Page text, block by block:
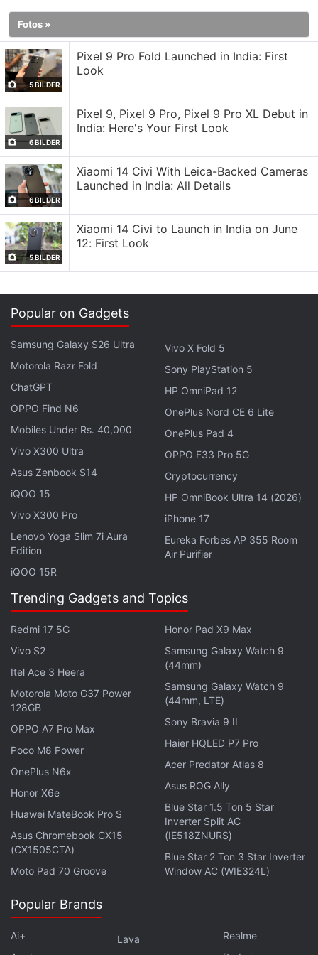
kam erst im September 2023, als das Unternehmen
begann, den KI-Assistenten als Vorschau für
Windows 11 auszurollen.
Mehrere Faktoren hielten den Technologiekonzern
zunächst zurück. Microsoft gehörte zu den frühen
Unterstützern von OpenAI und investierte ganze 1
Milliarde US-Dollar (etwa 9.330 Crore Rupien) in
das Unternehmen hinter ChatGPT. Im Rahmen
dieser Vereinbarung erhielt Microsoft zwar frühzeitig
Zugriff auf neue KI-Modelle von OpenAI, durfte
dafür aber keine eigenen KI-Modelle entwickeln.
Auch wenn diese Entscheidung im Rückblick wie ein
Fehler wirkt, erschien sie damals vermutlich als
Forschung und Entwicklung von OpenAI und
konzentrierte sich selbst hauptsächlich auf die
Integration und das Nutzererlebnis. Im Jahr 2026
bedeutet diese Strategie jedoch, dass Microsoft
seinen Konkurrenten immer einen Schritt hinterher
ist – besonders gegenüber Unternehmen, die selbst
KI-Modelle mit neuen und erweiterten Fähigkeiten
Ende 2025 änderte sich die Lage für Microsoft
jedoch. Durch das Ende der ursprünglichen
Vereinbarung und einen anschließenden neuen Deal
wurden die Regeln flexibler. Dadurch konnte der
Konzern sowohl mit anderen KI-Anbietern
zusammenarbeiten als auch eigene Modelle im
von Microsoft AI, Mustafa Suleyman, ein Interview,
in dem er betonte, wie wichtig es sei, im KI-Bereich
selbstständig zu werden.
In einem neuen Interview sagte Suleyman nun laut
Bloomberg: „Wir müssen an der absoluten Spitze
liefern.“ Er fügte hinzu, dass das Unternehmen
künftig State-of-the-Art-KI-Modelle veröffentlichen
werde, die Text, Bilder und Audio sowohl verstehen
als auch erzeugen können.
SOTA bedeutet in der Welt der künstlichen
Intelligenz ein großes Sprachmodell (LLM), das
konkurrierende Modelle ähnlicher Größe in einem
oder mehreren Bereichen übertrifft. Die Leistung
externe Benchmark-Tests bewertet, die sowohl vom
Forschern durchgeführt werden.
Fotos »
5 BILDER
Pixel 9 Pro Fold Launched in India: First
Look
6 BILDER
Pixel 9, Pixel 9 Pro, Pixel 9 Pro XL Debut in
India: Here's Your First Look
6 BILDER
Xiaomi 14 Civi With Leica-Backed Cameras
Launched in India: All Details
5 BILDER
Xiaomi 14 Civi to Launch in India on June
12: First Look
Popular on Gadgets
Samsung Galaxy S26 Ultra
Motorola Razr Fold
ChatGPT
OPPO Find N6
Mobiles Under Rs. 40,000
Vivo X300 Ultra
Asus Zenbook S14
iQOO 15
Vivo X300 Pro
Lenovo Yoga Slim 7i Aura
Edition
iQOO 15R
Vivo X Fold 5
Sony PlayStation 5
HP OmniPad 12
OnePlus Nord CE 6 Lite
OnePlus Pad 4
OPPO F33 Pro 5G
Cryptocurrency
HP OmniBook Ultra 14 (2026)
iPhone 17
Eureka Forbes AP 355 Room
Air Purifier
Trending Gadgets and Topics
Redmi 17 5G
Vivo S2
Itel Ace 3 Heera
Motorola Moto G37 Power
128GB
OPPO A7 Pro Max
Poco M8 Power
OnePlus N6x
Honor X6e
Huawei MateBook Pro S
Asus Chromebook CX15
(CX1505CTA)
Moto Pad 70 Groove
Honor Pad X9 Max
Samsung Galaxy Watch 9
(44mm)
Samsung Galaxy Watch 9
(44mm, LTE)
Sony Bravia 9 II
Haier HQLED P7 Pro
Acer Predator Atlas 8
Asus ROG Ally
Blue Star 1.5 Ton 5 Star
Inverter Split AC
(IE518ZNURS)
Blue Star 2 Ton 3 Star Inverter
Window AC (WIE324L)
Popular Brands
Ai+
Lava
Realme